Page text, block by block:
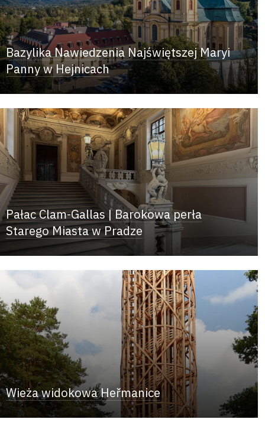
Bazylika Nawiedzenia Najświętszej Maryi
Panny w Hejnicach
Pałac Clam-Gallas | Barokowa perła
Starego Miasta w Pradze
Wieża widokowa Heřmanice